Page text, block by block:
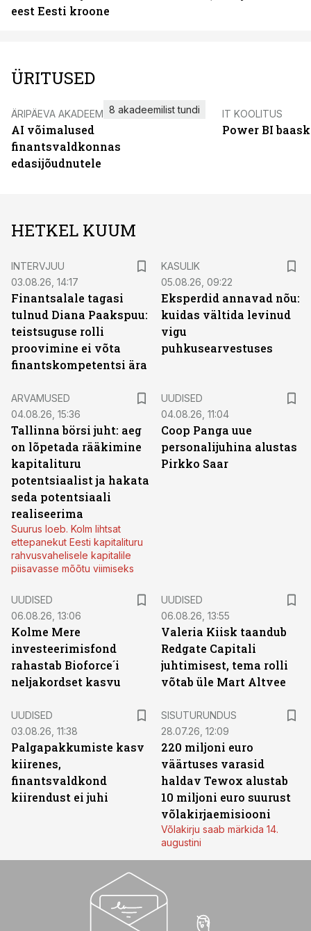
eest Eesti kroone
ÜRITUSED
ÄRIPÄEVA AKADEEMIA
AI võimalused
finantsvaldkonnas
edasijõudnutele
8 akadeemilist tundi IT KOOLITUS
Power BI
HETKEL KUUM
INTERVJUU
03.08.26, 14:17
Finantsalale tagasi
tulnud Diana Paakspuu:
teistsuguse rolli
proovimine ei võta
finantskompetentsi ära
KASULIK
05.08.26, 09:22
Eksperdid annavad nõu:
kuidas vältida levinud
vigu
puhkusearvestuses
ARVAMUSED
04.08.26, 15:36
Tallinna börsi juht: aeg
on lõpetada rääkimine
kapitalituru
potentsiaalist ja hakata
seda potentsiaali
realiseerima
Suurus loeb. Kolm lihtsat
ettepanekut Eesti kapitalituru
rahvusvahelisele kapitalile
piisavasse mõõtu viimiseks
UUDISED
04.08.26, 11:04
Coop Panga uue
personalijuhina alustas
Pirkko Saar
UUDISED
06.08.26, 13:06
Kolme Mere
investeerimisfond
rahastab Bioforce´i
neljakordset kasvu
UUDISED
06.08.26, 13:55
Valeria Kiisk taandub
Redgate Capitali
juhtimisest, tema rolli
võtab üle Mart Altvee
UUDISED
03.08.26, 11:38
Palgapakkumiste kasv
kiirenes,
finantsvaldkond
kiirendust ei juhi
SISUTURUNDUS
28.07.26, 12:09
220 miljoni euro
väärtuses varasid
haldav Tewox alustab
10 miljoni euro suurust
võlakirjaemisiooni
Võlakirju saab märkida 14.
augustini